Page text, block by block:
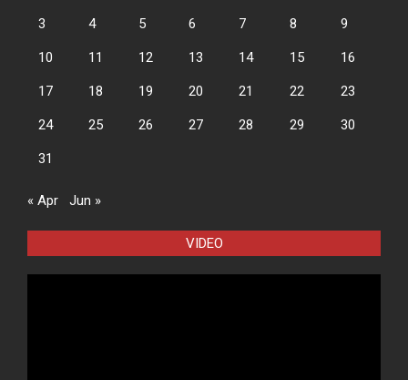
3 4 5 6 7 8 9
10 11 12 13 14 15 16
17 18 19 20 21 22 23
24 25 26 27 28 29 30
31
« Apr Jun »
VIDEO